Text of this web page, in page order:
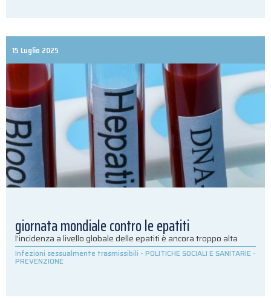
15 Luglio 2025
giornata mondiale contro le epatiti
l'incidenza a livello globale delle epatiti è ancora troppo alta
Infezioni sessualmente trasmissibili - POLITICHE SOCIALI E SANITARIE -
PREVENZIONE